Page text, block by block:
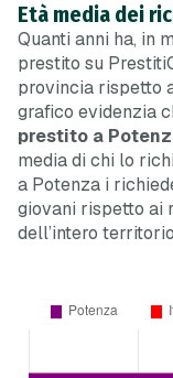
Età media dei
Quanti anni ha, in
prestito su
provincia rispetto
grafico evidenzia
prestito a
media di chi lo
a Potenza i
giovani rispetto ai
dell’intero